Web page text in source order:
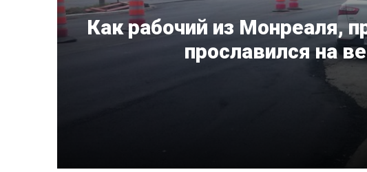
Как рабочий из Монреаля,
прославился на